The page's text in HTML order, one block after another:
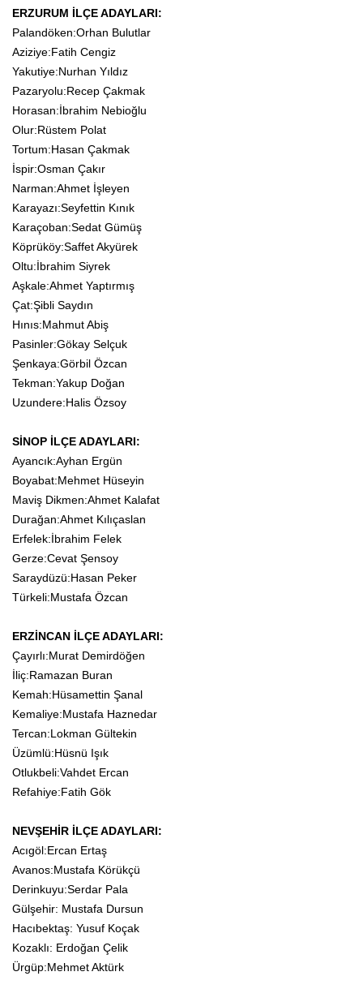
ERZURUM İLÇE ADAYLARI:
Palandöken:Orhan Bulutlar
Aziziye:Fatih Cengiz
Yakutiye:Nurhan Yıldız
Pazaryolu:Recep Çakmak
Horasan:İbrahim Nebioğlu
Olur:Rüstem Polat
Tortum:Hasan Çakmak
İspir:Osman Çakır
Narman:Ahmet İşleyen
Karayazı:Seyfettin Kınık
Karaçoban:Sedat Gümüş
Köprüköy:Saffet Akyürek
Oltu:İbrahim Siyrek
Aşkale:Ahmet Yaptırmış
Çat:Şibli Saydın
Hınıs:Mahmut Abiş
Pasinler:Gökay Selçuk
Şenkaya:Görbil Özcan
Tekman:Yakup Doğan
Uzundere:Halis Özsoy
SİNOP İLÇE ADAYLARI:
Ayancık:Ayhan Ergün
Boyabat:Mehmet Hüseyin
Maviş Dikmen:Ahmet Kalafat
Durağan:Ahmet Kılıçaslan
Erfelek:İbrahim Felek
Gerze:Cevat Şensoy
Saraydüzü:Hasan Peker
Türkeli:Mustafa Özcan
ERZİNCAN İLÇE ADAYLARI:
Çayırlı:Murat Demirdöğen
İliç:Ramazan Buran
Kemah:Hüsamettin Şanal
Kemaliye:Mustafa Haznedar
Tercan:Lokman Gültekin
Üzümlü:Hüsnü Işık
Otlukbeli:Vahdet Ercan
Refahiye:Fatih Gök
NEVŞEHİR İLÇE ADAYLARI:
Acıgöl:Ercan Ertaş
Avanos:Mustafa Körükçü
Derinkuyu:Serdar Pala
Gülşehir: Mustafa Dursun
Hacıbektaş: Yusuf Koçak
Kozaklı: Erdoğan Çelik
Ürgüp:Mehmet Aktürk